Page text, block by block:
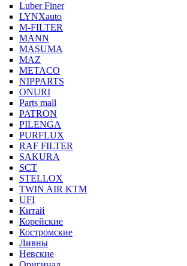
Luber Finer
LYNXauto
M-FILTER
MANN
MASUMA
MAZ
METACO
NIPPARTS
ONURI
Parts mall
PATRON
PILENGA
PURFLUX
RAF FILTER
SAKURA
SCT
STELLOX
TWIN AIR KTM
UFI
Китай
Корейские
Костромские
Ливны
Невские